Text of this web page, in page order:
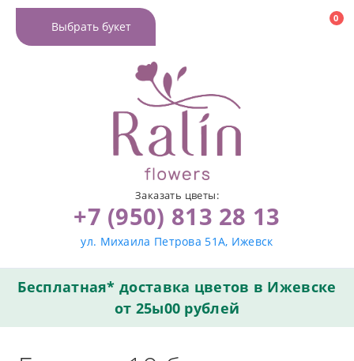
Выбрать букет
0
Заказать цветы:
+7 (950) 813 28 13
ул. Михаила Петрова 51А, Ижевск
Бесплатная* доставка цветов в Ижевске
от 25ы00 рублей